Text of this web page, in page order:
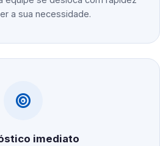
a sua necessidade.
imediato